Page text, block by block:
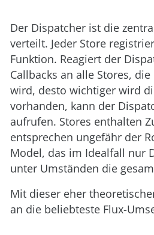
Der Dispatcher ist die
verteilt. Jeder Store
Funktion. Reagiert der
Callbacks an alle Stores,
wird, desto wichtiger wird
vorhanden, kann der
aufrufen. Stores enthalten
entsprechen ungefähr der
Model, das im Idealfall nur
unter Umständen die
Mit dieser eher
an die beliebteste Flux-